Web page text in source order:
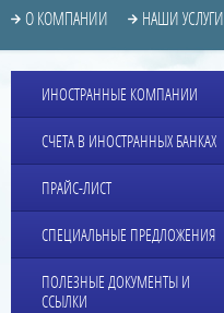
О КОМПАНИИ НАШИ УСЛУГИ
ИНОСТРАННЫЕ КОМПАНИИ
СЧЕТА В ИНОСТРАННЫХ БАНКАХ
ПРАЙС-ЛИСТ
СПЕЦИАЛЬНЫЕ ПРЕДЛОЖЕНИЯ
ПОЛЕЗНЫЕ ДОКУМЕНТЫ И
ССЫЛКИ